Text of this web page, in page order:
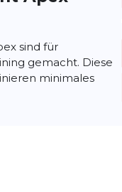
sind für
gemacht. Diese
minimales